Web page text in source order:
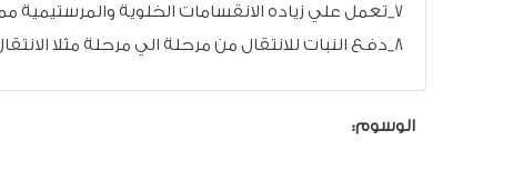
7_تعمل علي زياده الانقسامات الخلوية والمرستيمية مما تساعد علي تنشيط النمو لنباتات الفول السودانى
8_دفع النبات للانتقال من مرحلة الي مرحلة مثلا الانتقال من النمو الخضرى الى التزهير والعقد
الوسوم: